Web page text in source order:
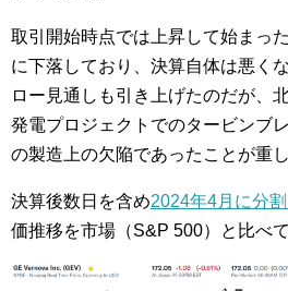
取引開始時点では上昇して始まっ
に下落しており、決算自体は悪く
ロー見通しも引き上げたのだが、
発電プロジェクトでのタービンブ
の製造上の欠陥であったことが重
決算後数日を含め2024年4月に分
価推移を市場（S&P 500）と比べ